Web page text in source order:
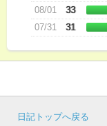
08/01
33
07/31
31
日記トップへ戻る